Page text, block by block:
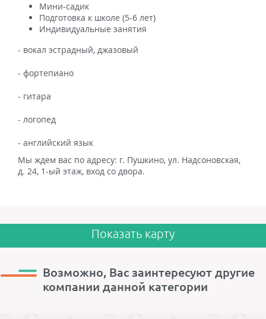
Мини-садик
Подготовка к школе (5-6 лет)
Индивидуальные занятия
- вокал эстрадный, джазовый
- фортепиано
- гитара
- логопед
- английский язык
Мы ждем вас по адресу: г. Пушкино, ул. Надсоновская,
д. 24, 1-ый этаж, вход со двора.
Показать карту
Возможно, Вас заинтересуют другие
компании данной категории